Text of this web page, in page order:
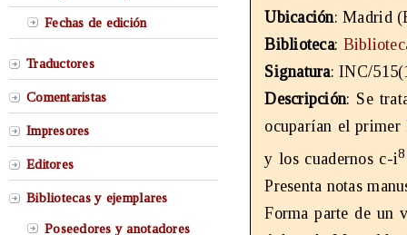
Fechas de edición
Traductores
Comentaristas
Impresores
Editores
Bibliotecas y ejemplares
Poseedores y anotadores
Ubicación: Madrid
Biblioteca:
Signatura: INC/
Descripción: Se
ocuparían el primer
y los cuadernos c-i8
Presenta notas
Forma parte de un